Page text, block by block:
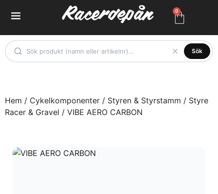
0
Sök
Hem / Cykelkomponenter / Styren & Styrstamm / Styre
Racer & Gravel / VIBE AERO CARBON